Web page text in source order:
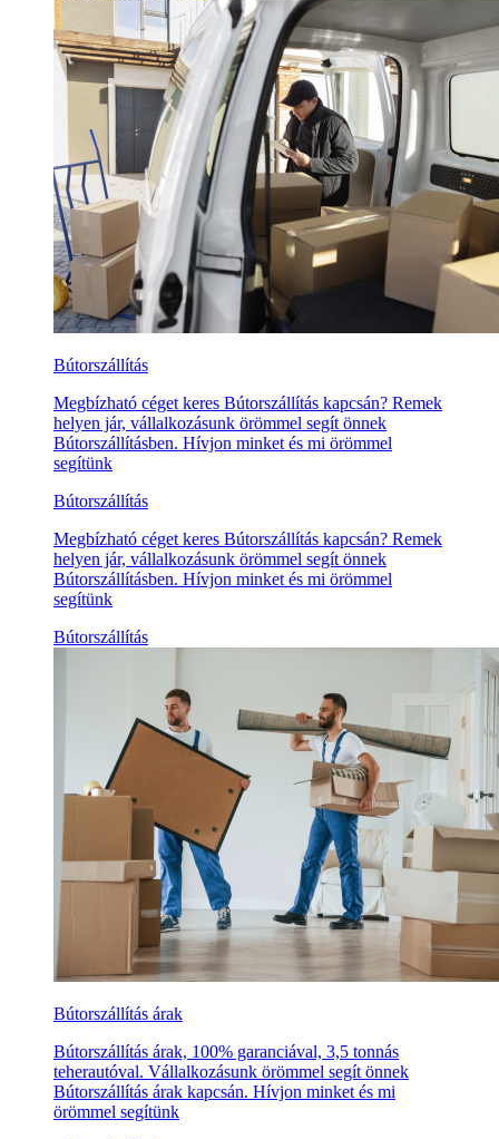
Bútorszállítás
Megbízható céget keres Bútorszállítás kapcsán? Remek
helyen jár, vállalkozásunk örömmel segít önnek
Bútorszállításben. Hívjon minket és mi örömmel
segítünk
Bútorszállítás
Megbízható céget keres Bútorszállítás kapcsán? Remek
helyen jár, vállalkozásunk örömmel segít önnek
Bútorszállításben. Hívjon minket és mi örömmel
segítünk
Bútorszállítás
Bútorszállítás árak
Bútorszállítás árak, 100% garanciával, 3,5 tonnás
teherautóval. Vállalkozásunk örömmel segít önnek
Bútorszállítás árak kapcsán. Hívjon minket és mi
örömmel segítünk